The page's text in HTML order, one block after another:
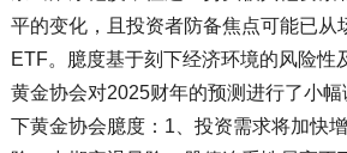
平的变化，且投资者防备焦点可能已从
ETF。臆度基于刻下经济环境的风险性
黄金协会对2025财年的预测进行了小
下黄金协会臆度：1、投资需求将加